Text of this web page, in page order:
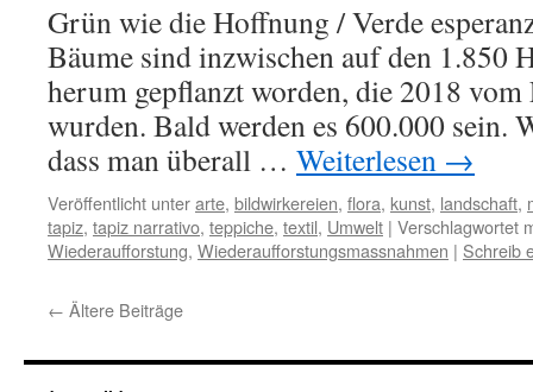
Grün wie die Hoffnung / Verde
Bäume sind inzwischen auf den 1.850
herum gepflanzt worden, die 2018 vom
wurden. Bald werden es 600.000 sein.
dass man überall … Weiterlesen →
Veröffentlicht unterarte, bildwirkereien, flora, kunst, landschaft,
tapiz, tapiz narrativo, teppiche, textil, Umwelt | Verschlagwortet
Wiederaufforstung, Wiederaufforstungsmassnahmen | Schreib
← Ältere Beiträge